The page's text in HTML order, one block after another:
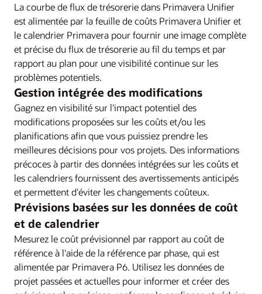
La courbe de flux de trésorerie dans Primavera Unifier
est alimentée par la feuille de coûts Primavera Unifier et
le calendrier Primavera pour fournir une image complète
et précise du flux de trésorerie au fil du temps et par
rapport au plan pour une visibilité continue sur les
problèmes potentiels.
Gestion intégrée des modifications
Gagnez en visibilité sur l'impact potentiel des
modifications proposées sur les coûts et/ou les
planifications afin que vous puissiez prendre les
meilleures décisions pour vos projets. Des informations
précoces à partir des données intégrées sur les coûts et
les calendriers fournissent des avertissements anticipés
et permettent d'éviter les changements coûteux.
Prévisions basées sur les données de coût
et de calendrier
Mesurez le coût prévisionnel par rapport au coût de
référence à l'aide de la référence par phase, qui est
alimentée par Primavera P6. Utilisez les données de
projet passées et actuelles pour informer et créer des